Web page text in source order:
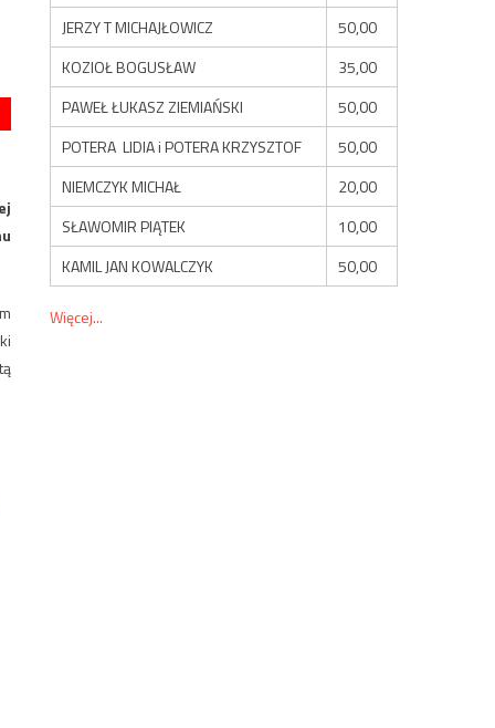
JERZY T MICHAJŁOWICZ
50,00
KOZIOŁ BOGUSŁAW
35,00
PAWEŁ ŁUKASZ ZIEMIAŃSKI
50,00
POTERA LIDIA i POTERA KRZYSZTOF
50,00
NIEMCZYK MICHAŁ
20,00
SŁAWOMIR PIĄTEK
10,00
KAMIL JAN KOWALCZYK
50,00
Więcej...